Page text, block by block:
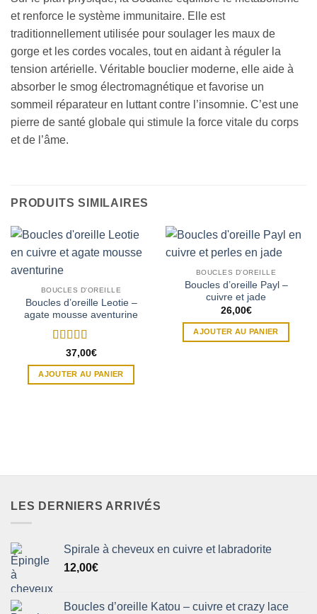
et renforce le système immunitaire. Elle est
traditionnellement utilisée pour soulager les maux de
gorge et les cordes vocales, tout en aidant à réguler la
tension artérielle. Véritable bouclier moderne, elle aide à
absorber le smog électromagnétique et favorise un
sommeil réparateur en luttant contre l’insomnie. C’est une
pierre de santé globale qui stimule la force vitale du corps
et de l’âme.
PRODUITS SIMILAIRES
BOUCLES D'OREILLE
Boucles d’oreille Leotie –
agate mousse aventurine
Note 5sur 5
37,00€
AJOUTER AU PANIER
BOUCLES D'OREILLE
Boucles d’oreille Payl –
cuivre et jade
26,00€
AJOUTER AU PANIER
LES DERNIERS ARRIVÉS
Spirale à cheveux en cuivre et labradorite
12,00€
Boucles d’oreille Katou – cuivre et crazy lace